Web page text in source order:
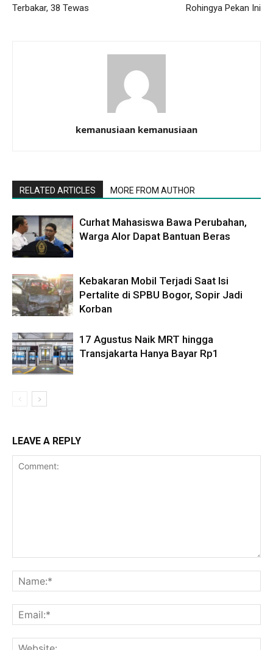
Terbakar, 38 Tewas
Rohingya Pekan Ini
kemanusiaan kemanusiaan
RELATED ARTICLES MORE FROM AUTHOR
Curhat Mahasiswa Bawa Perubahan,
Warga Alor Dapat Bantuan Beras
Kebakaran Mobil Terjadi Saat Isi
Pertalite di SPBU Bogor, Sopir Jadi
Korban
17 Agustus Naik MRT hingga
Transjakarta Hanya Bayar Rp1
LEAVE A REPLY